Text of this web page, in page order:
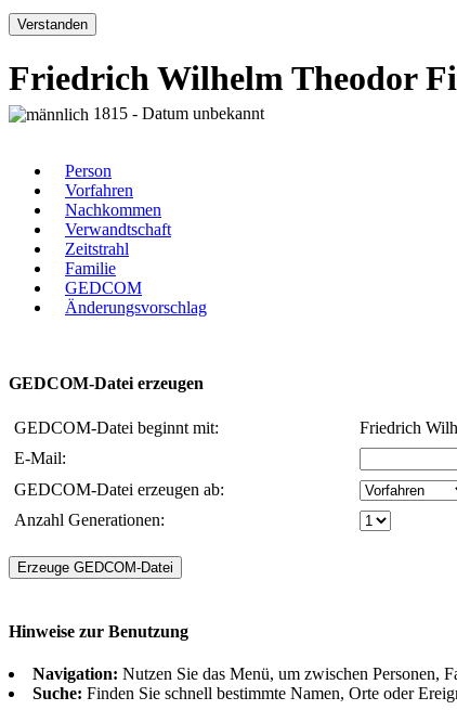
Verstanden
Friedrich Wilhelm Theodor
1815 - Datum unbekannt
Person
Vorfahren
Nachkommen
Verwandtschaft
Zeitstrahl
Familie
GEDCOM
Änderungsvorschlag
GEDCOM-Datei erzeugen
GEDCOM-Datei beginnt mit:
Friedrich
E-Mail:
GEDCOM-Datei erzeugen ab:
Anzahl Generationen:
Hinweise zur Benutzung
Navigation: Nutzen Sie das Menü, um zwischen Personen,
Suche: Finden Sie schnell bestimmte Namen, Orte oder